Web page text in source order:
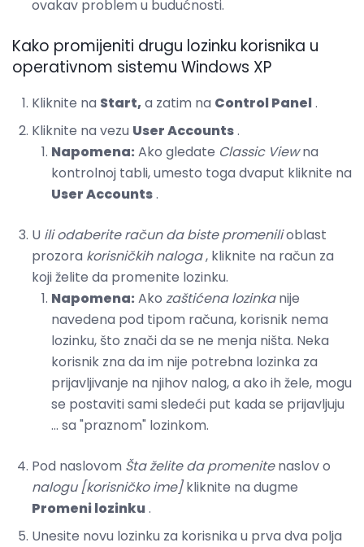
ovakav problem u budućnosti.
Kako promijeniti drugu lozinku korisnika u
operativnom sistemu Windows XP
Kliknite na Start, a zatim na Control Panel.
Kliknite na vezu User Accounts.
Napomena: Ako gledate Classic Viewna
kontrolnoj tabli, umesto toga dvaput kliknite na
User Accounts.
U ili odaberite račun da biste promenilioblast
prozora korisničkih naloga, kliknite na račun za
koji želite da promenite lozinku.
Napomena: Ako zaštićena lozinkanije
navedena pod tipom računa, korisnik nema
lozinku, što znači da se ne menja ništa. Neka
korisnik zna da im nije potrebna lozinka za
prijavljivanje na njihov nalog, a ako ih žele, mogu
se postaviti sami sledeći put kada se prijavljuju
... sa "praznom" lozinkom.
Pod naslovom Šta želite da promenitenaslov o
nalogu [korisničko ime]kliknite na dugme
Promeni lozinku.
Unesite novu lozinku za korisnika u prva dva polja